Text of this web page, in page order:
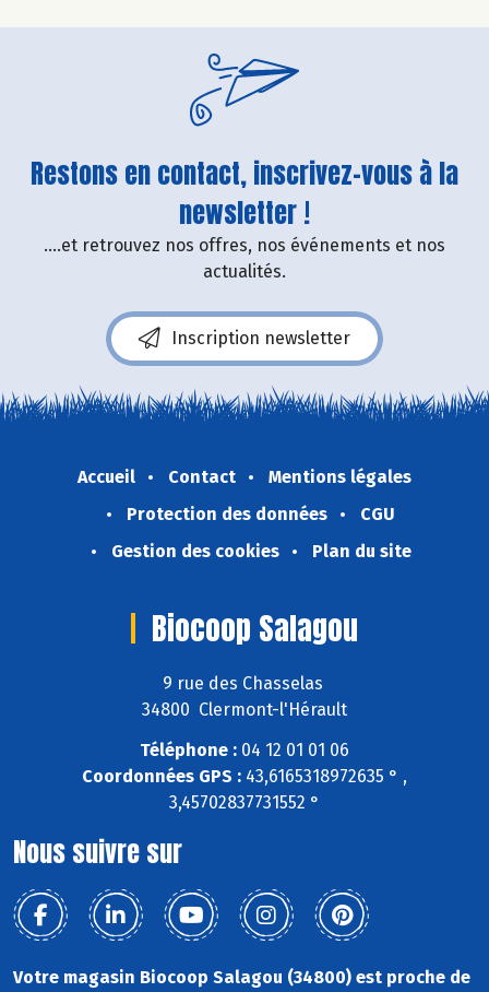
Restons en contact, inscrivez-vous à la
newsletter !
....et retrouvez nos offres, nos événements et nos
actualités.
Inscription newsletter
Accueil Contact
Mentions légales
Protection des données
CGU
Gestion des cookies
Plan du site
Biocoop Salagou
9 rue des Chasselas
34800 Clermont-l'Hérault
Téléphone : 04 12 01 01 06
Coordonnées GPS : 43,6165318972635 ° ,
3,45702837731552 °
Nous suivre sur
Votre magasin Biocoop Salagou (34800) est proche de